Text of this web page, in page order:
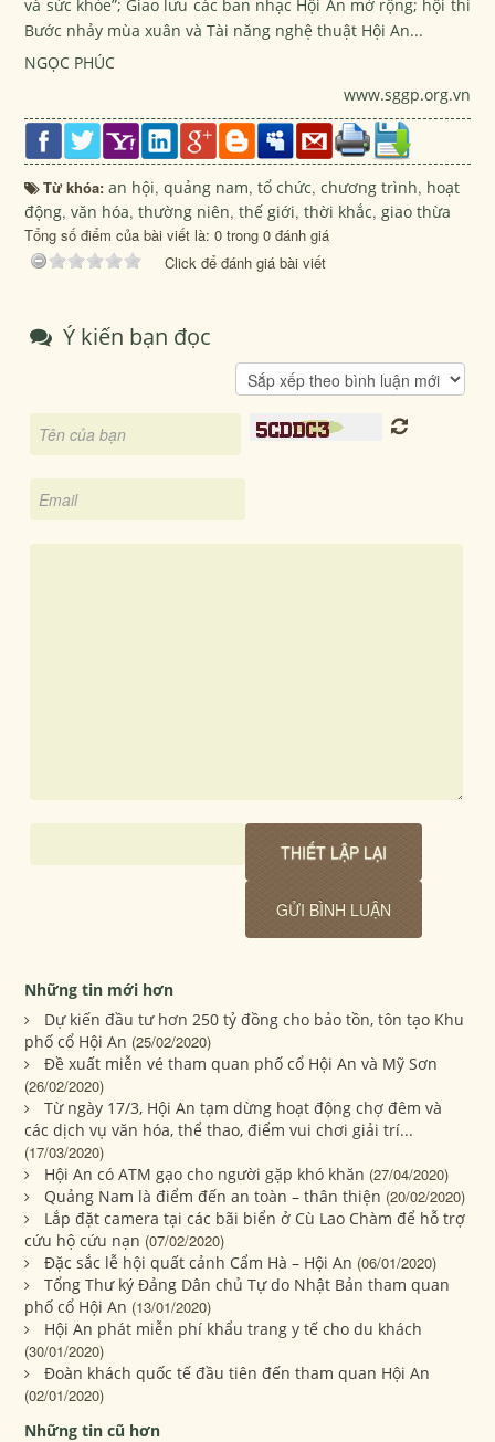
và sức khỏe”; Giao lưu các ban nhạc Hội An mở rộng; hội thi
Bước nhảy mùa xuân và Tài năng nghệ thuật Hội An...
NGỌC PHÚC
www.sggp.org.vn
Từ khóa:an hội,quảng nam,tổ chức,chương trình, hoạt
động,văn hóa,thường niên,thế giới,thời khắc, giao thừa
Tổng số điểm của bài viết là: 0 trong 0 đánh giá
Click để đánh giá bài viết
Ý kiến bạn đọc
Những tin mới hơn
Dự kiến đầu tư hơn 250 tỷ đồng cho bảo tồn, tôn tạo Khu
phố cổ Hội An (25/02/2020)
Đề xuất miễn vé tham quan phố cổ Hội An và Mỹ Sơn
(26/02/2020)
Từ ngày 17/3, Hội An tạm dừng hoạt động chợ đêm và
các dịch vụ văn hóa, thể thao, điểm vui chơi giải trí...
(17/03/2020)
Hội An có ATM gạo cho người gặp khó khăn (27/04/2020)
Quảng Nam là điểm đến an toàn – thân thiện (20/02/2020)
Lắp đặt camera tại các bãi biển ở Cù Lao Chàm để hỗ trợ
cứu hộ cứu nạn (07/02/2020)
Đặc sắc lễ hội quất cảnh Cẩm Hà – Hội An (06/01/2020)
Tổng Thư ký Đảng Dân chủ Tự do Nhật Bản tham quan
phố cổ Hội An (13/01/2020)
Hội An phát miễn phí khẩu trang y tế cho du khách
(30/01/2020)
Đoàn khách quốc tế đầu tiên đến tham quan Hội An
(02/01/2020)
Những tin cũ hơn